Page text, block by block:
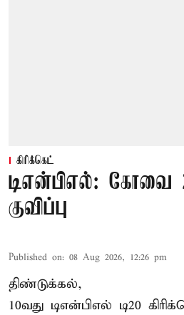
கிரிக்கெட்
டிஎன்பிஎல்: கோவை
குவிப்பு
Published on: 08 Aug 2026, 12:26 pm
திண்டுக்கல்,
10வது டிஎன்பிஎல் டி20